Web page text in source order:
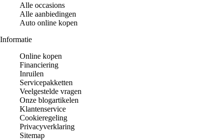
Alle occasions
Alle aanbiedingen
Auto online kopen
Informatie
Online kopen
Financiering
Inruilen
Servicepakketten
Veelgestelde vragen
Onze blogartikelen
Klantenservice
Cookieregeling
Privacyverklaring
Sitemap